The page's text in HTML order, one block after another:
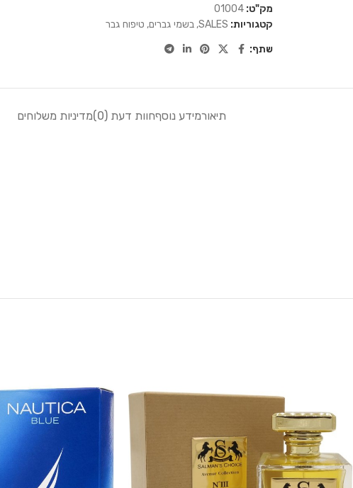
מק"ט: 01004
קטגוריות: SALES
, בשמי גברים, טיפוח גבר
שתף:
תיאורמידע נוסףחוות דעת (0) מדיניות משלוחים